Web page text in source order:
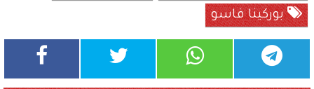
بوركينا فاسو